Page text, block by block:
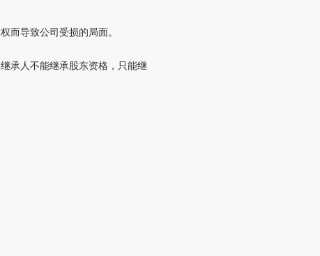
而导致公司受损的局面。
承人不能继承股东资格，只能继